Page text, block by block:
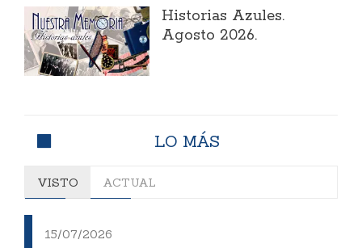
Historias Azules.
Agosto 2026.
LO MÁS
VISTO ACTUAL
15/07/2026